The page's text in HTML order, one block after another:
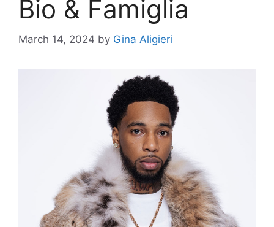
Bio & Famiglia
March 14, 2024 by Gina Aligieri